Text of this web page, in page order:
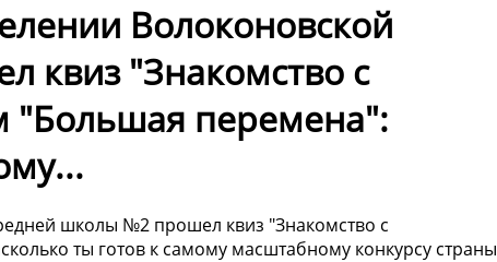
Волоконовской
квиз "Знакомство с
"Большая перемена":
школы №2 прошел квиз "Знакомство с
ты готов к самому масштабному конкурсу страны